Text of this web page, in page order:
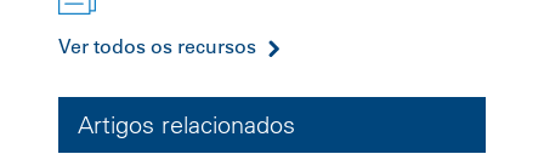
Ver todos os recursos
Artigos relacionados